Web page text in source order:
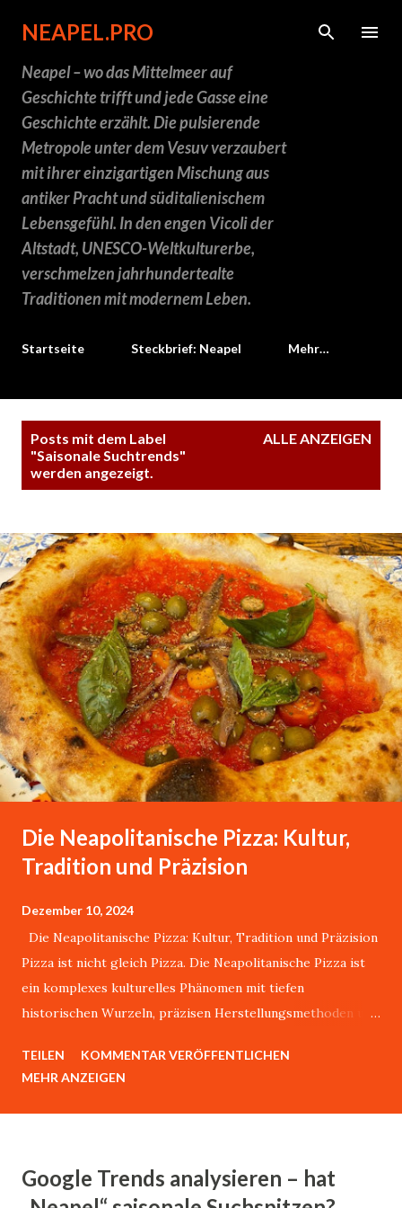
Direkt zum Hauptbereich
NEAPEL.PRO
Neapel – wo das Mittelmeer auf
Geschichte trifft und jede Gasse eine
Geschichte erzählt. Die pulsierende
Metropole unter dem Vesuv verzaubert
mit ihrer einzigartigen Mischung aus
antiker Pracht und süditalienischem
Lebensgefühl. In den engen Vicoli der
Altstadt, UNESCO-Weltkulturerbe,
verschmelzen jahrhundertealte
Traditionen mit modernem Leben.
Startseite Steckbrief: Neapel Mehr…
s
Posts mit dem Label
"Saisonale Suchtrends"
werden angezeigt.
ALLE ANZEIGEN
Die Neapolitanische Pizza: Kultur,
Tradition und Präzision
Dezember 10, 2024
Die Neapolitanische Pizza: Kultur, Tradition und Präzision
Pizza ist nicht gleich Pizza. Die Neapolitanische Pizza ist
ein komplexes kulturelles Phänomen mit tiefen
historischen Wurzeln, präzisen Herstellungsmethoden und
Thema könnte ich stundenlang mit Giovanni sprechen.
durch ein waschechter Neapolitaner. Er sagt:"Es gibt nur
kulturellen Dimensionen dieses traditionsreichen Gerichts.
TEILEN
KOMMENTAR VERÖFFENTLICHEN
MEHR ANZEIGEN
Google Trends analysieren – hat